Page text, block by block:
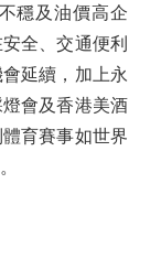
穩及油價高企
全、交通便利
延續，加上永
會及香港美酒
育賽事如世界